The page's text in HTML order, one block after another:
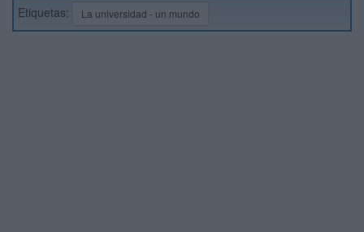
Etiquetas: La universidad - un mundo